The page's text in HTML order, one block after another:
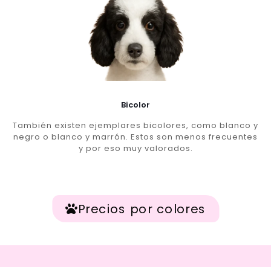
Bicolor
También existen ejemplares bicolores, como blanco y
negro o blanco y marrón. Estos son menos frecuentes
y por eso muy valorados.
Precios por colores